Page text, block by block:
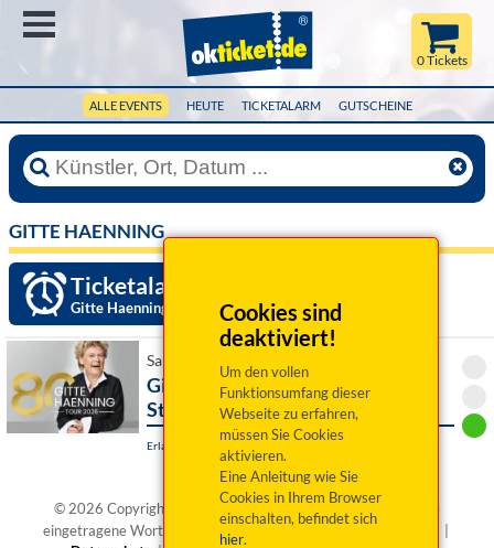
ALLE EVENTS HEUTE TICKETALARM GUTSCHEINE
0 Tickets
Cookies sind
deaktiviert!
Um den vollen
Funktionsumfang dieser
Webseite zu erfahren,
müssen Sie Cookies
aktivieren.
Eine Anleitung wie Sie
Cookies in Ihrem Browser
einschalten, befindet sich
hier.
GITTE HAENNING
Ticketalarm einrichten »
Gitte Haenning
Sa 19. September 2026 20:00 Uhr
Gitte Haenning & Band: „Ich bin
Stark“
Erlangen, Neustädter Kirche
© 2026 Copyright okticket.de GmbH | okticket.de
ist eine
eingetragene Wortmarke von okticket.de GmbH |